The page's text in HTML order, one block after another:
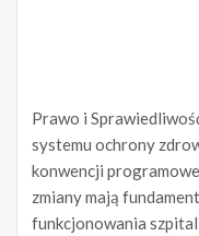
Prawo i
systemu ochrony
konwencji
zmiany mają
funkcjonowania